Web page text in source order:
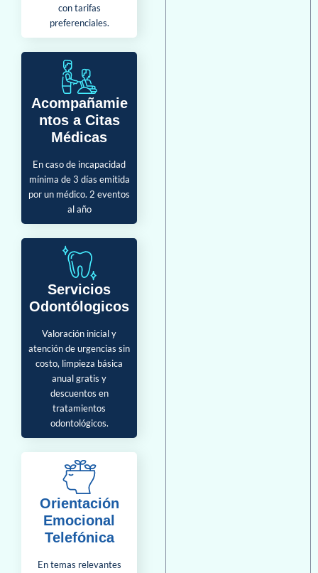
con tarifas
preferenciales.
Acompañamie
ntos a Citas
Médicas
En caso de incapacidad
mínima de 3 días emitida
por un médico. 2 eventos
al año
Servicios
Odontólogicos
Valoración inicial y
atención de urgencias sin
costo, limpieza básica
anual gratis y
descuentos en
tratamientos
odontológicos.
Orientación
Emocional
Telefónica
En temas relevantes